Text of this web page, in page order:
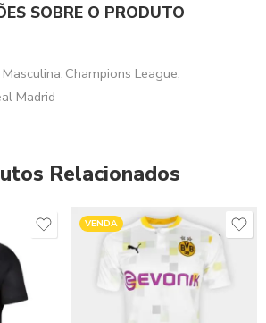
SOBRE O PRODUTO
, Champions League,
Madrid
Relacionados
VENDA